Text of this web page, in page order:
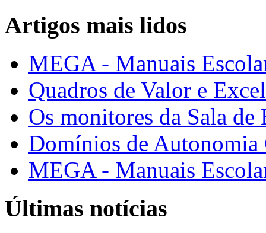
Artigos mais lidos
MEGA - Manuais
Quadros de Valor e
Os monitores da Sala de
Domínios de Autonomia
MEGA - Manuais
Últimas notícias